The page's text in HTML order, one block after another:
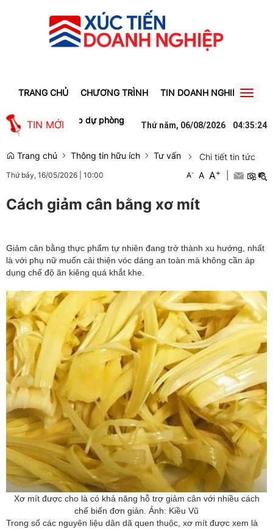
TRANG CHỦ CHƯƠNG TRÌNH TIN DOANH NGHIỆP Toggle
TIN MỚI
không trích lập dự phòng hàng nghìn tỷ đồng khoản phải thu từ
Thứ năm, 06/08/2026 04:35:24
Trang chủ Thông tin hữu ích Tư vấn Chi tiết tin tức
Thứ bảy, 16/05/2026 10:00 A- A A+
Cách giảm cân bằng xơ mít
Giảm cân bằng thực phẩm tự nhiên đang trở thành xu hướng, nhất
là với phụ nữ muốn cải thiện vóc dáng an toàn mà không cần áp
dụng chế độ ăn kiêng quá khắt khe.
Xơ mít được cho là có khả năng hỗ trợ giảm cân với nhiều cách
chế biến đơn giản. Ảnh: Kiều Vũ
Trong số các nguyên liệu dân dã quen thuộc, xơ mít được xem là